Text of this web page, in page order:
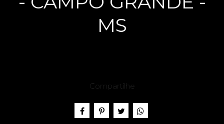
MS
MANOE
LA, 2
Compartilhe